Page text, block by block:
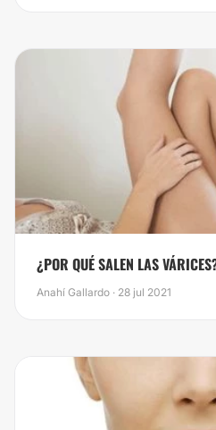
​¿POR QUÉ SALEN LAS
Anahí Gallardo · 28 jul 2021